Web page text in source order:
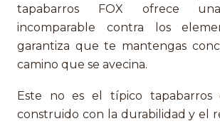
tapabarros FOX ofrece
incomparable contra los
garantiza que te mantengas
camino que se avecina.
Este no es el típico tapabarros
construido con la durabilidad y el